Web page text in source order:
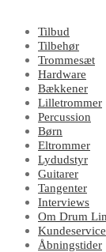
Tilbud
Tilbehør
Trommesæt
Hardware
Bækkener
Lilletrommer
Percussion
Børn
Eltrommer
Lydudstyr
Guitarer
Tangenter
Interviews
Om Drum
Kundeservice
Åbningstider